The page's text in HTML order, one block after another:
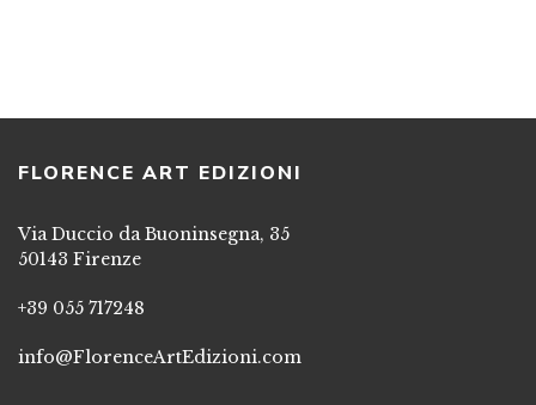
FLORENCE ART EDIZIONI
Via Duccio da Buoninsegna, 35
50143 Firenze
+39 055 717248
info@FlorenceArtEdizioni.com